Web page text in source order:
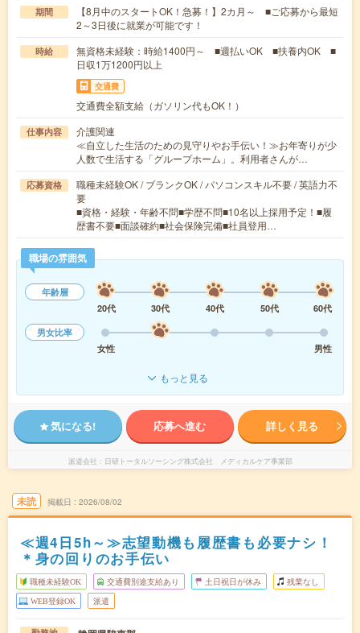
期間
【8月中のスタートOK！急募！】2カ月～ ■ご応募から最短
2～3日後に就業が可能です！
時給
無資格未経験：時給1400円～ ■週払いOK ■扶養内OK ■
日収1万1200円以上
交通費
交通費全額支給（ガソリン代もOK！）
仕事内容
介護関連
≪自立した生活のための見守りやお手伝い！≫お年寄りが少
人数で生活する「グループホーム」。利用者さんが…
応募資格
職種未経験OK / ブランクOK / パソコンスキル不要 / 英語力不
要
■資格・経験・年齢不問■学歴不問■10名以上採用予定！■履
歴書不要■面談確約■社会保険完備■社員登用…
職場の雰囲気
年齢層
20代
30代 40代 50代
60代
男女比率
女性
男性
もっと見る
気になる! 応募へ進む 詳しく見る
派遣会社 日研トータルソーシング株式会社 メディカルケア事業部
未読 掲載日 2026/08/02
≪週4日5h～≫志望動機も履歴書も必要ナシ！
＊身の回りのお手伝い
職種未経験OK 交通費別途支給あり 土日祝日が休み 残業なし
WEB登録OK 派遣